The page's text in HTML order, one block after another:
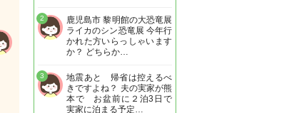
鹿児島市 黎明館の大恐竜展
ライカのシン恐竜展 今年行
かれた方いらっしゃいます
か？ どちらか…
2
地震あと 帰省は控えるべ
きですよね？ 夫の実家が熊
本で お盆前に２泊3日で
実家に泊まる予定…
3